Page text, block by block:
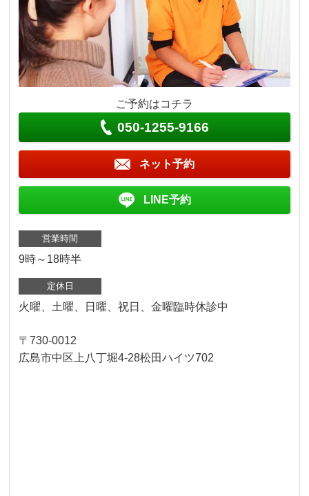
ご予約はコチラ
050-1255-9166
ネット予約
LINE予約
営業時間
9時～18時半
定休日
火曜、土曜、日曜、祝日、金曜臨時休診中
〒730-0012
広島市中区上八丁堀4-28松田ハイツ702